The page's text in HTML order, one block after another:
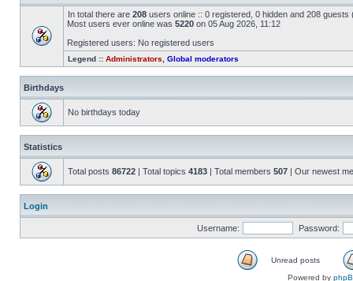
In total there are 208 users online :: 0 registered, 0 hidden and 208
Most users ever online was 5220 on 05 Aug 2026, 11:12
Registered users: No registered users
Legend :: Administrators Global moderators
Birthdays
No birthdays today
Statistics
Total posts 86722 | Total topics 4183 | Total members 507 | Our newest
Login
Username: Password:
Unread posts
Powered by